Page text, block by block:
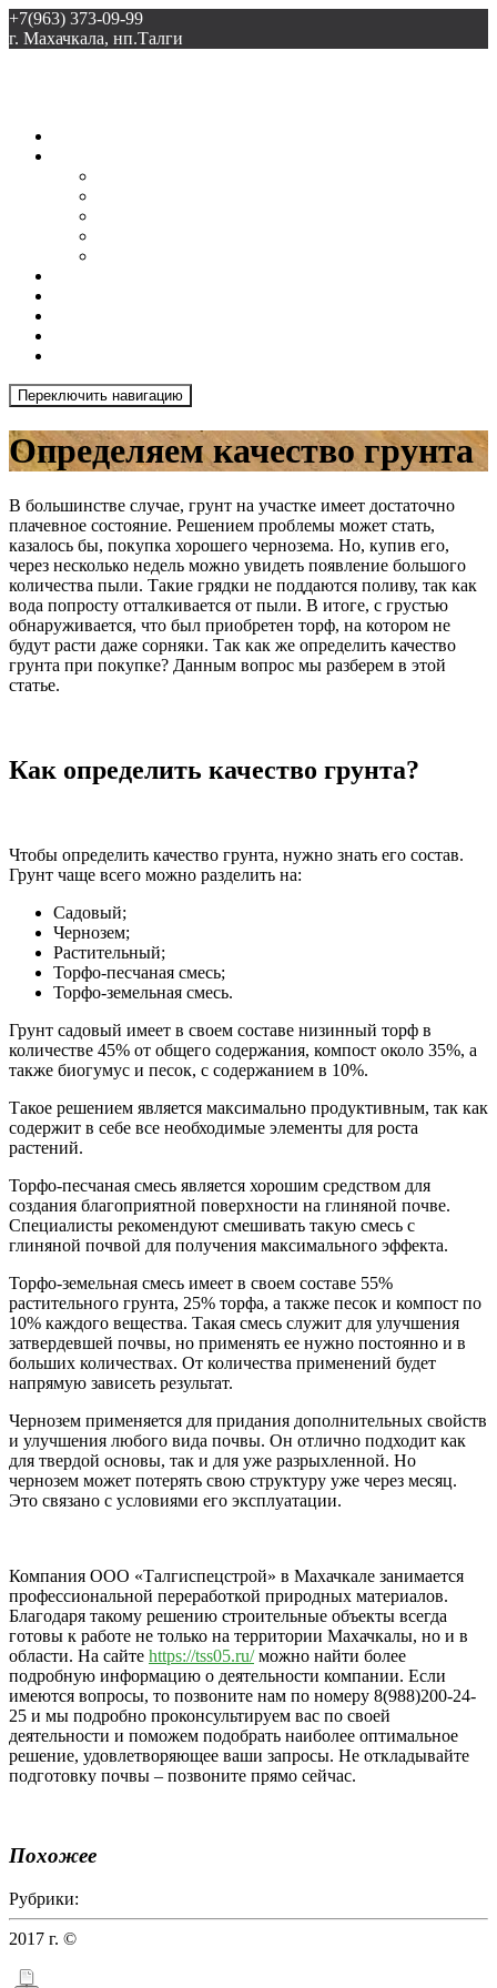
+7(963) 373-09-99
г. Махачкала, нп.Талги
Переключить навигацию
Определяем качество грунта
В большинстве случае, грунт на участке имеет достаточно
плачевное состояние. Решением проблемы может стать,
казалось бы, покупка хорошего чернозема. Но, купив его,
через несколько недель можно увидеть появление большого
количества пыли. Такие грядки не поддаются поливу, так как
вода попросту отталкивается от пыли. В итоге, с грустью
обнаруживается, что был приобретен торф, на котором не
будут расти даже сорняки. Так как же определить качество
грунта при покупке? Данным вопрос мы разберем в этой
статье.
Как определить качество грунта?
Чтобы определить качество грунта, нужно знать его состав.
Грунт чаще всего можно разделить на:
Садовый;
Чернозем;
Растительный;
Торфо-песчаная смесь;
Торфо-земельная смесь.
Грунт садовый имеет в своем составе низинный торф в
количестве 45% от общего содержания, компост около 35%, а
также биогумус и песок, с содержанием в 10%.
Такое решением является максимально продуктивным, так как
содержит в себе все необходимые элементы для роста
растений.
Торфо-песчаная смесь является хорошим средством для
создания благоприятной поверхности на глиняной почве.
Специалисты рекомендуют смешивать такую смесь с
глиняной почвой для получения максимального эффекта.
Торфо-земельная смесь имеет в своем составе 55%
растительного грунта, 25% торфа, а также песок и компост по
10% каждого вещества. Такая смесь служит для улучшения
затвердевшей почвы, но применять ее нужно постоянно и в
больших количествах. От количества применений будет
напрямую зависеть результат.
Чернозем применяется для придания дополнительных свойств
и улучшения любого вида почвы. Он отлично подходит как
для твердой основы, так и для уже разрыхленной. Но
чернозем может потерять свою структуру уже через месяц.
Это связано с условиями его эксплуатации.
Компания ООО «Талгиспецстрой» в Махачкале занимается
профессиональной переработкой природных материалов.
Благодаря такому решению строительные объекты всегда
готовы к работе не только на территории Махачкалы, но и в
области. На сайте https://tss05.ru/можно найти более
подробную информацию о деятельности компании. Если
имеются вопросы, то позвоните нам по номеру 8(988)200-24-
25 и мы подробно проконсультируем вас по своей
деятельности и поможем подобрать наиболее оптимальное
решение, удовлетворяющее ваши запросы. Не откладывайте
подготовку почвы – позвоните прямо сейчас.
Похожее
Рубрики:
2017 г. ©